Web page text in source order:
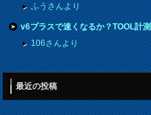
ふうさんより
v6プラスで速くなるか？TOOL計
106さんより
最近の投稿